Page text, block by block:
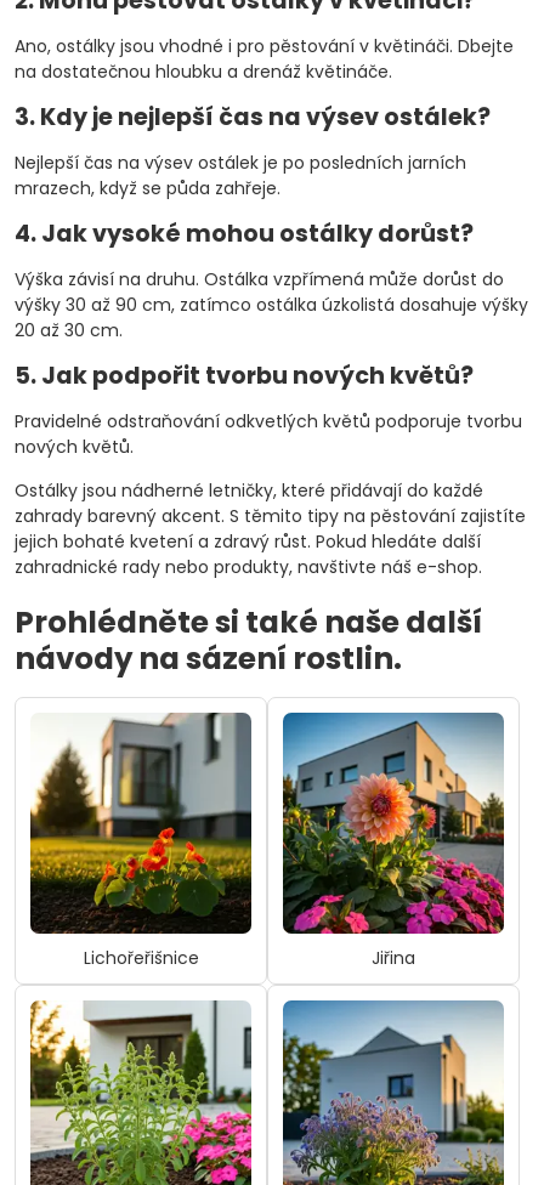
Ano, ostálky jsou vhodné i pro pěstování v květináči. Dbejte
na dostatečnou hloubku a drenáž květináče.
3. Kdy je nejlepší čas na výsev ostálek?
Nejlepší čas na výsev ostálek je po posledních jarních
mrazech, když se půda zahřeje.
4. Jak vysoké mohou ostálky dorůst?
Výška závisí na druhu. Ostálka vzpřímená může dorůst do
výšky 30 až 90 cm, zatímco ostálka úzkolistá dosahuje výšky
20 až 30 cm.
5. Jak podpořit tvorbu nových květů?
Pravidelné odstraňování odkvetlých květů podporuje tvorbu
nových květů.
Ostálky jsou nádherné letničky, které přidávají do každé
zahrady barevný akcent. S těmito tipy na pěstování zajistíte
jejich bohaté kvetení a zdravý růst. Pokud hledáte další
zahradnické rady nebo produkty, navštivte náš e-shop.
Prohlédněte si také naše další
návody na sázení rostlin.
Lichořeřišnice Jiřina